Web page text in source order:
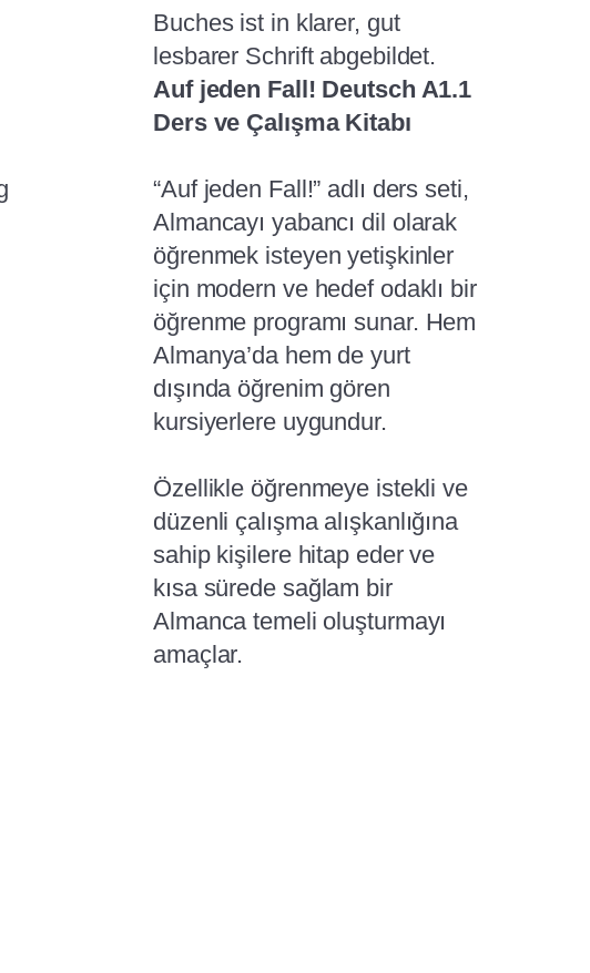
Auf jeden Fall! Deutsch A1.1
Ders ve Çalışma Kitabı
“Auf jeden Fall!” adlı ders seti,
Almancayı yabancı dil olarak
öğrenmek isteyen yetişkinler
için modern ve hedef odaklı bir
öğrenme programı sunar. Hem
Almanya’da hem de yurt
dışında öğrenim gören
kursiyerlere uygundur.
Özellikle öğrenmeye istekli ve
düzenli çalışma alışkanlığına
sahip kişilere hitap eder ve
kısa sürede sağlam bir
Almanca temeli oluşturmayı
amaçlar.